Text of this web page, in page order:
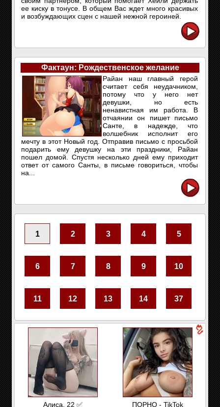
ее киску в тонусе. В общем Вас ждет много красивых
и возбуждающих сцен с нашей нежной героиней.
Фактаун: Рождественское желание
Райан наш главный герой
считает себя неудачником,
потому что у него нет
девушки, но есть
ненавистная им работа. В
отчаянии он пишет письмо
Санте, в надежде, что
волшебник исполнит его
мечту в этот Новый год. Отправив письмо с просьбой
подарить ему девушку на эти праздники, Райан
пошел домой. Спустя несколько дней ему приходит
ответ от самого Санты, в письме говориться, чтобы
на...
1 2 3 4 5
6 7 8 9 10
11 12 13 14 37
Алиса, 22 ✅ ПОРНО - TikTok